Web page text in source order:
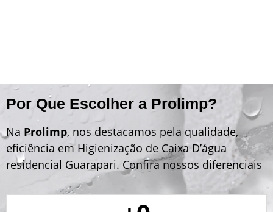
Por Que Escolher a Prolimp?
Na Prolimp, nos destacamos pela qualidade,
eficiência em Higienização de Caixa D’água
residencial Guarapari. Confira nossos diferenciais